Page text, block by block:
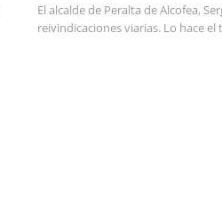
El alcalde de Peralta de Alcofea,
reivindicaciones viarias. Lo hace el